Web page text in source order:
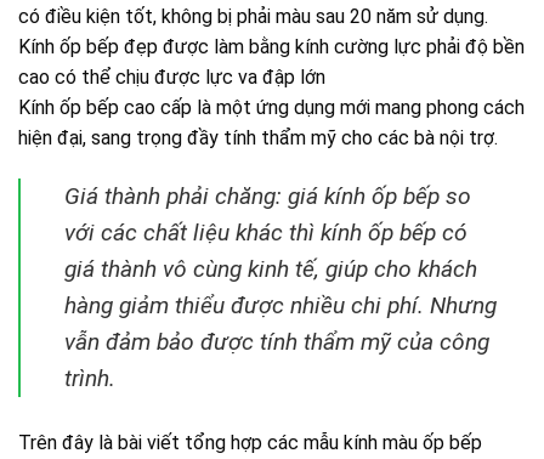
có điều kiện tốt, không bị phải màu sau 20 năm sử dụng.
Kính ốp bếp đẹp được làm bằng kính cường lực phải độ bền
cao có thể chịu được lực va đập lớn
Kính ốp bếp cao cấp là một ứng dụng mới mang phong cách
hiện đại, sang trọng đầy tính thẩm mỹ cho các bà nội trợ.
Giá thành phải chăng: giá kính ốp bếp so
với các chất liệu khác thì kính ốp bếp có
giá thành vô cùng kinh tế, giúp cho khách
hàng giảm thiểu được nhiều chi phí. Nhưng
vẫn đảm bảo được tính thẩm mỹ của công
trình.
Trên đây là bài viết tổng hợp các mẫu kính màu ốp bếp